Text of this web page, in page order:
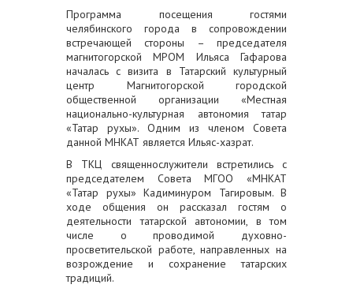
Программа посещения гостями
челябинского города в сопровождении
встречающей стороны – председателя
магнитогорской МРОМ Ильяса Гафарова
началась с визита в Татарский культурный
центр Магнитогорской городской
общественной организации «Местная
национально-культурная автономия татар
«Татар рухы». Одним из членом Совета
данной МНКАТ является Ильяс-хазрат.
В ТКЦ священнослужители встретились с
председателем Совета МГОО «МНКАТ
«Татар рухы» Кадиминуром Тагировым. В
ходе общения он рассказал гостям о
деятельности татарской автономии, в том
числе о проводимой духовно-
просветительской работе, направленных на
возрождение и сохранение татарских
традиций.